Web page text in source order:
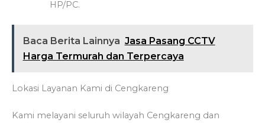
HP/PC.
Baca Berita Lainnya Jasa Pasang CCTV
Harga Termurah dan Terpercaya
Lokasi Layanan Kami di Cengkareng
Kami melayani seluruh wilayah Cengkareng dan